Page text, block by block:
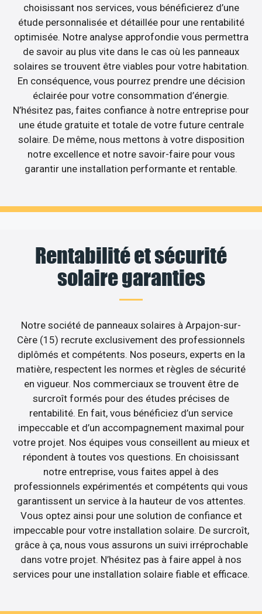
choisissant nos services, vous bénéficierez d’une
étude personnalisée et détaillée pour une rentabilité
optimisée. Notre analyse approfondie vous permettra
de savoir au plus vite dans le cas où les panneaux
solaires se trouvent être viables pour votre habitation.
En conséquence, vous pourrez prendre une décision
éclairée pour votre consommation d’énergie.
N’hésitez pas, faites confiance à notre entreprise pour
une étude gratuite et totale de votre future centrale
solaire. De même, nous mettons à votre disposition
notre excellence et notre savoir-faire pour vous
garantir une installation performante et rentable.
Rentabilité et sécurité
solaire garanties
Notre société de panneaux solaires à Arpajon-sur-
Cère (15) recrute exclusivement des professionnels
diplômés et compétents. Nos poseurs, experts en la
matière, respectent les normes et règles de sécurité
en vigueur. Nos commerciaux se trouvent être de
surcroît formés pour des études précises de
rentabilité. En fait, vous bénéficiez d’un service
impeccable et d’un accompagnement maximal pour
votre projet. Nos équipes vous conseillent au mieux et
répondent à toutes vos questions. En choisissant
notre entreprise, vous faites appel à des
professionnels expérimentés et compétents qui vous
garantissent un service à la hauteur de vos attentes.
Vous optez ainsi pour une solution de confiance et
impeccable pour votre installation solaire. De surcroît,
grâce à ça, nous vous assurons un suivi irréprochable
dans votre projet. N’hésitez pas à faire appel à nos
services pour une installation solaire fiable et efficace.